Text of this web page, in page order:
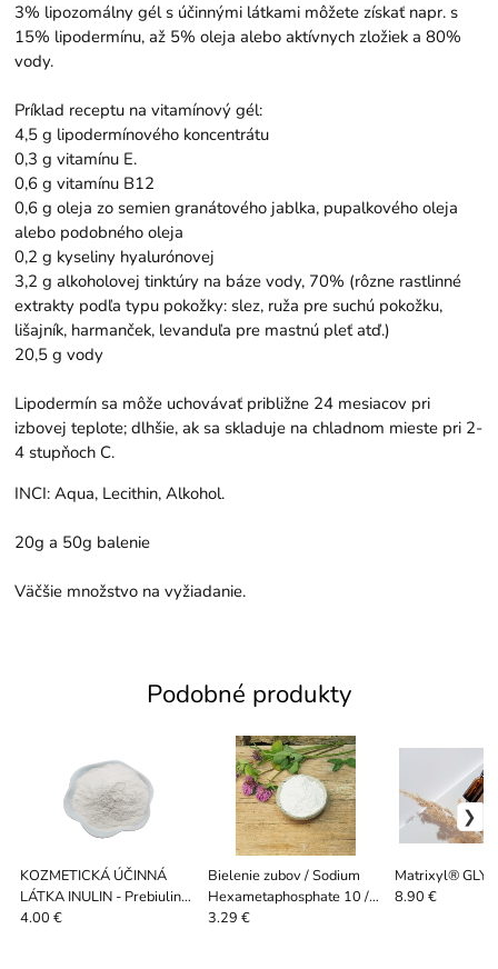
3% lipozomálny gél s účinnými látkami môžete získať napr. s
15% lipodermínu, až 5% oleja alebo aktívnych zložiek a 80%
vody.
Príklad receptu na vitamínový gél:
4,5 g lipodermínového koncentrátu
0,3 g vitamínu E.
0,6 g vitamínu B12
0,6 g oleja zo semien granátového jablka, pupalkového oleja
alebo podobného oleja
0,2 g kyseliny hyalurónovej
3,2 g alkoholovej tinktúry na báze vody, 70% (rôzne rastlinné
extrakty podľa typu pokožky: slez, ruža pre suchú pokožku,
lišajník, harmanček, levanduľa pre mastnú pleť atď.)
20,5 g vody
Lipodermín sa môže uchovávať približne 24 mesiacov pri
izbovej teplote; dlhšie, ak sa skladuje na chladnom mieste pri 2-
4 stupňoch C.
INCI: Aqua, Lecithin, Alkohol.
20g a 50g balenie
Väčšie množstvo na vyžiadanie.
Podobné produkty
KOZMETICKÁ ÚČINNÁ
LÁTKA INULIN - Prebiulin
FOS 10 g
4.00 €
Bielenie zubov / Sodium
Hexametaphosphate 10 /
100 g
3.29 €
Matrixyl® GLYX
8.90 €